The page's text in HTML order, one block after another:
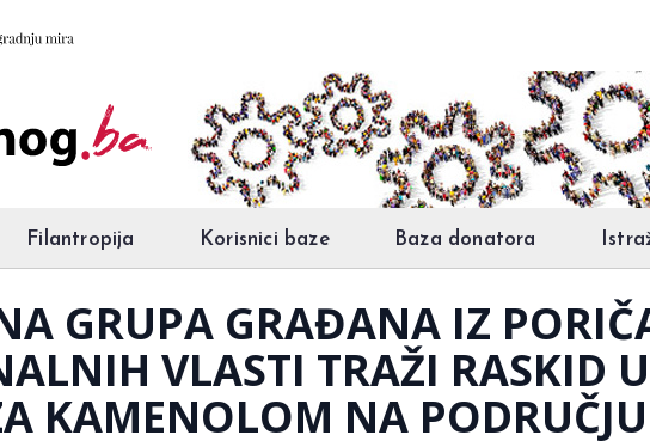
Filantropija Korisnici baze Baza donatora
GRUPA GRAĐANA IZ
VLASTI TRAŽI RASKID
KAMENOLOM NA